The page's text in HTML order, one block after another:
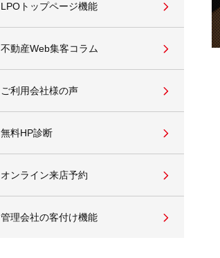
LPOトップページ機能
不動産Web集客コラム
ご利用会社様の声
無料HP診断
オンライン来店予約
管理会社の客付け機能